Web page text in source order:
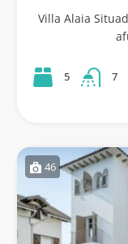
Villa Alaia
5 7
46